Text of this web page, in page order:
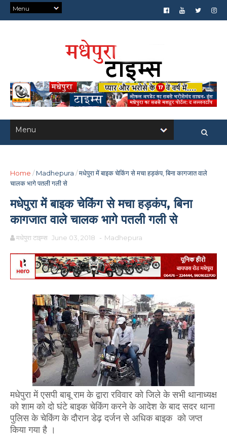
Home / Madhepura /मधेपुरा में बाइक चेकिंग से मचा हड़कंप, बिना कागजात वाले
चालक भागे पतली गली से
मधेपुरा में बाइक चेकिंग से मचा हड़कंप, बिना
कागजात वाले चालक भागे पतली गली से
मधेपुरा टाइम्स June 03, 2018 - Madhepura
मधेपुरा में एसपी बाबू राम के द्वारा रविवार को जिले के सभी थानाध्यक्ष
को शाम को दो घंटे बाइक चेकिंग करने के आदेश के बाद सदर थाना
पुलिस के चेकिंग के दौरान डेढ़ दर्जन से अधिक बाइक को जप्त
किया गया है ।